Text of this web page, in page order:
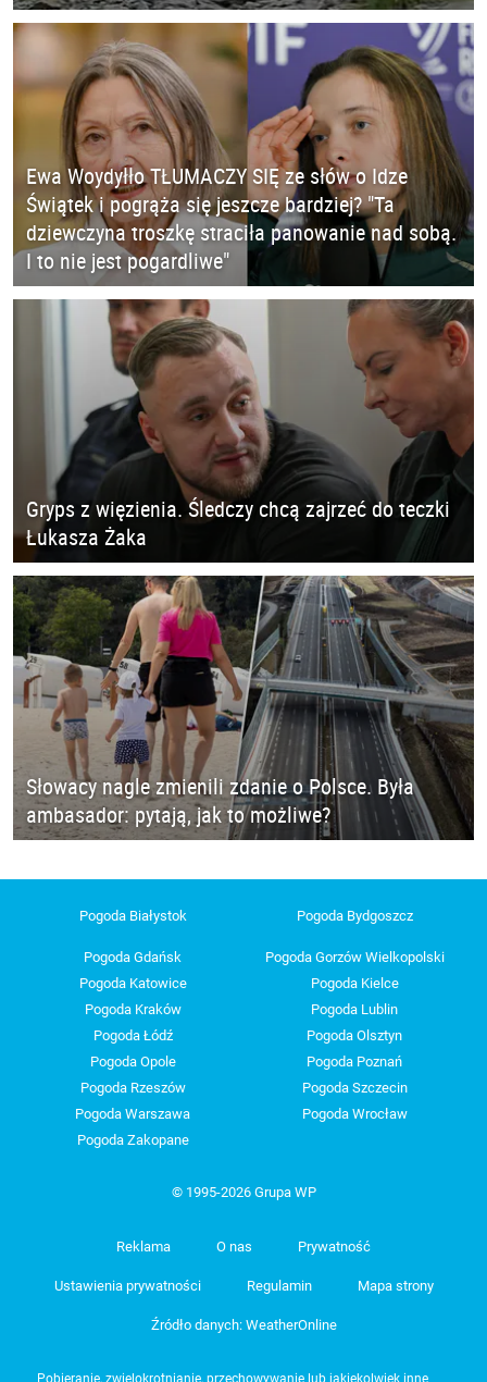
Ewa Woydyłło TŁUMACZY SIĘ ze słów o Idze
Świątek i pogrąża się jeszcze bardziej? "Ta
dziewczyna troszkę straciła panowanie nad sobą.
I to nie jest pogardliwe"
Gryps z więzienia. Śledczy chcą zajrzeć do teczki
Łukasza Żaka
Słowacy nagle zmienili zdanie o Polsce. Była
ambasador: pytają, jak to możliwe?
Pogoda Białystok Pogoda Bydgoszcz
Pogoda Gdańsk
Pogoda Gorzów Wielkopolski
Pogoda Katowice
Pogoda Kielce
Pogoda Kraków
Pogoda Lublin
Pogoda Łódź
Pogoda Olsztyn
Pogoda Opole
Pogoda Poznań
Pogoda Rzeszów
Pogoda Szczecin
Pogoda Warszawa
Pogoda Wrocław
Pogoda Zakopane
© 1995-2026 Grupa WP
Reklama O nas Prywatność
Ustawienia prywatności Regulamin Mapa strony
Źródło danych: WeatherOnline
Pobieranie, zwielokrotnianie, przechowywanie lub jakiekolwiek inne